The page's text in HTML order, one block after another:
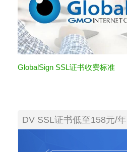
GlobalSign SSL证书收费标准
DV SSL证书低至158元/年